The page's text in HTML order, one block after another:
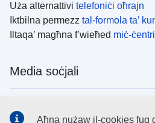
Uża alternattivi telefoniċi oħrajn
Iktbilna permezz tal-formola ta’
Iltaqa’ magħna f’wieħed miċ-
Media soċjali
Aħna nużaw il-cookies fuq